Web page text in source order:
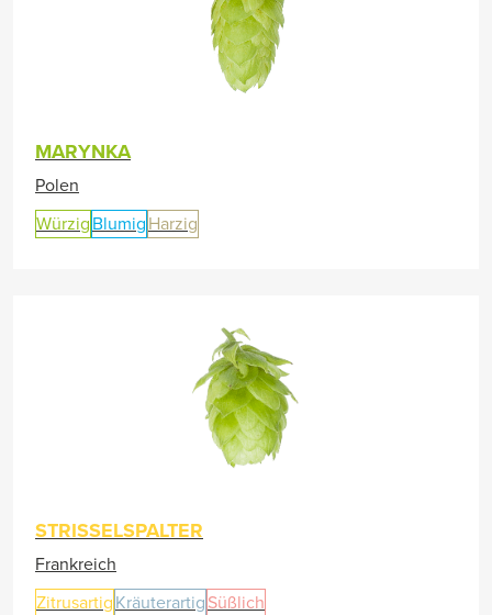
MARYNKA
Polen
Würzig Blumig Harzig
STRISSELSPALTER
Frankreich
Zitrusartig Kräuterartig Süßlich